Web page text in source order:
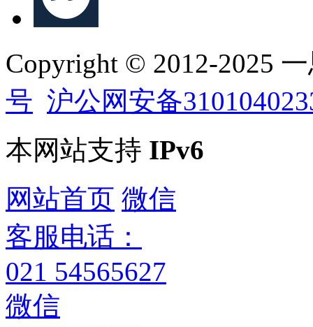
Copyright © 2012-2025
号 沪公网安备
本网站支持 IPv6
网站首页 微信
客服电话：
021 54565627
微信